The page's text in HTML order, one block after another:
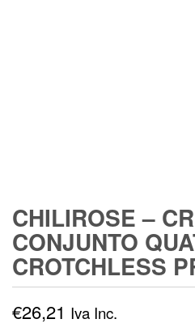
CHILIROSE –
CONJUNTO
CROTCHLESS
€26,21 Iva Inc.